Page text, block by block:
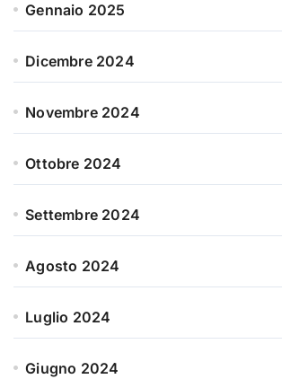
Gennaio 2025
Dicembre 2024
Novembre 2024
Ottobre 2024
Settembre 2024
Agosto 2024
Luglio 2024
Giugno 2024